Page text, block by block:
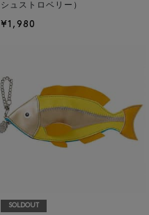
シュストロベリー）
¥1,980
SOLDOUT